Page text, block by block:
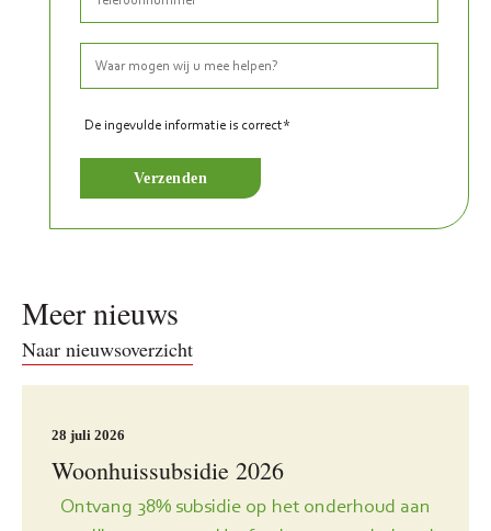
De ingevulde informatie is correct*
Meer nieuws
Naar nieuwsoverzicht
28 juli 2026
Woonhuissubsidie 2026
Ontvang 38% subsidie op het onderhoud aan